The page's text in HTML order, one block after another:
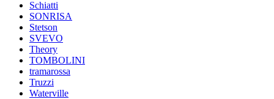
Schiatti
SONRISA
Stetson
SVEVO
Theory
TOMBOLINI
tramarossa
Truzzi
Waterville